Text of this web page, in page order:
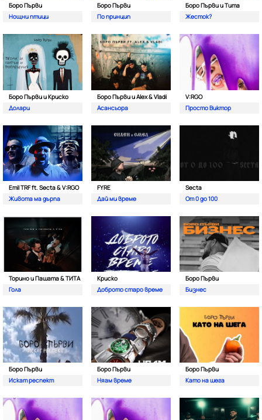
Боро Първи
Нощни птици
Боро Първи
По принцип
Боро Първи и Тита
Жесток?
Боро Първи и Криско
Долари
Боро Първи и Alex & Vladi
Асансьора
V:RGO
Просто Виктор
Emil TRF ft. Secta & V:RGO
Живота ма дърпа
FYRE
Дай ми време
Secta
От 0 до 100
Торино и Пашата & ТИТА
Гола
Криско
Доброто старо време
Боро Първи
Бизнес
Боро Първи
Искат респект
Боро Първи
Няам време
Боро Първи
Като на шега